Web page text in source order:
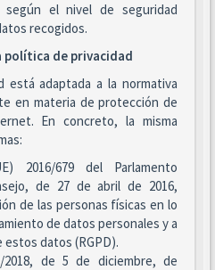
según el nivel de seguridad
recogidos.
política de privacidad
está adaptada a la normativa
en materia de protección de
En concreto, la misma
2016/679 del Parlamento
de 27 de abril de 2016,
de las personas físicas en lo
de datos personales y a
estos datos (RGPD).
2018, de 5 de diciembre, de